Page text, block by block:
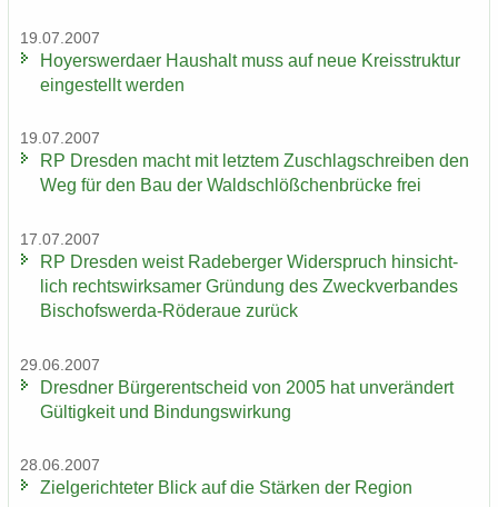
19.07.2007
Ho­yers­wer­da­er Haus­halt muss auf neue Kreis­struk­tur
ein­ge­stellt wer­den
19.07.2007
RP Dres­den macht mit letz­tem Zu­schlag­schrei­ben den
Weg für den Bau der Wald­schlöß­chen­brü­cke frei
17.07.2007
RP Dres­den weist Ra­de­ber­ger Wi­der­spruch hin­sicht­
lich rechts­wirk­sa­mer Grün­dung des Zweck­ver­ban­des
Bischofswerda-​Röderaue zu­rück
29.06.2007
Dresd­ner Bür­ger­ent­scheid von 2005 hat un­ver­än­dert
Gül­tig­keit und Bin­dungs­wir­kung
28.06.2007
Ziel­ge­rich­te­ter Blick auf die Stär­ken der Re­gi­on